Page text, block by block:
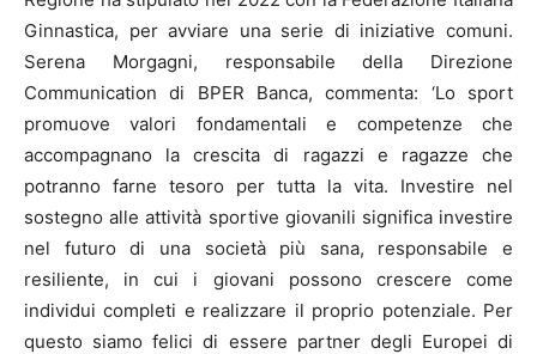
Ginnastica, per avviare una serie di iniziative comuni.
Serena Morgagni, responsabile della Direzione
Communication di BPER Banca, commenta: ‘Lo sport
promuove valori fondamentali e competenze che
accompagnano la crescita di ragazzi e ragazze che
potranno farne tesoro per tutta la vita. Investire nel
sostegno alle attività sportive giovanili significa investire
nel futuro di una società più sana, responsabile e
resiliente, in cui i giovani possono crescere come
individui completi e realizzare il proprio potenziale. Per
questo siamo felici di essere partner degli Europei di